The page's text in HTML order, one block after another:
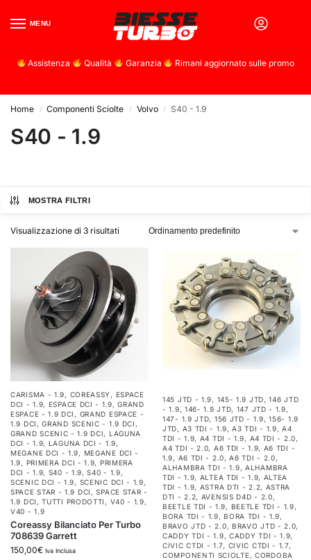
MENU
Assistenza Qualità Garanzia Rimani aggiornato sulle promo
Home / Componenti Sciolte / Volvo / S40 - 1.9
S40 - 1.9
MOSTRA FILTRI
Visualizzazione di 3 risultati
CARISMA - 1.9, COREASSY , ESPACE
DCI - 1.9, ESPACE DCI - 1.9,GRAND
ESPACE - 1.9 DCI , GRAND ESPACE -
1.9 DCI ,GRAND SCENIC - 1.9 DCI ,
GRAND SCENIC - 1.9 DCI, LAGUNA
DCI - 1.9, LAGUNA DCI - 1.9,
MEGANE DCI - 1.9, MEGANE DCI -
1.9, PRIMERA DCI - 1.9, PRIMERA
DCI - 1.9, S40 - 1.9,S40 - 1.9,
SCENIC DCI - 1.9, SCENIC DCI - 1.9,
SPACE STAR - 1.9 DCI ,SPACE STAR -
1.9 DCI ,TUTTI PRODOTTI , V40 - 1.9,
V40 - 1.9
Coreassy Bilanciato Per Turbo
708639 Garrett
150,00€ Iva Inclusa
145 JTD - 1.9, 145- 1.9 JTD,146 JTD
- 1.9, 146- 1.9 JTD, 147 JTD - 1.9,
147- 1.9 JTD, 156 JTD - 1.9,156- 1.9
JTD, A3 TDI - 1.9,A3 TDI - 1.9,A4
TDI - 1.9, A4 TDI - 1.9, A4 TDI - 2.0,
A4 TDI - 2.0, A6 TDI - 1.9, A6 TDI -
1.9, A6 TDI - 2.0,A6 TDI - 2.0,
ALHAMBRA TDI - 1.9,ALHAMBRA
TDI - 1.9, ALTEA TDI - 1.9, ALTEA
TDI - 1.9, ASTRA DTI - 2.2, ASTRA
DTI - 2.2, AVENSIS D4D - 2.0,
BEETLE TDI - 1.9, BEETLE TDI - 1.9,
BORA TDI - 1.9,BORA TDI - 1.9,
BRAVO JTD - 2.0, BRAVO JTD - 2.0,
CADDY TDI - 1.9, CADDY TDI - 1.9,
CIVIC CTDI - 1.7, CIVIC CTDI - 1.7,
COMPONENTI SCIOLTE,CORDOBA